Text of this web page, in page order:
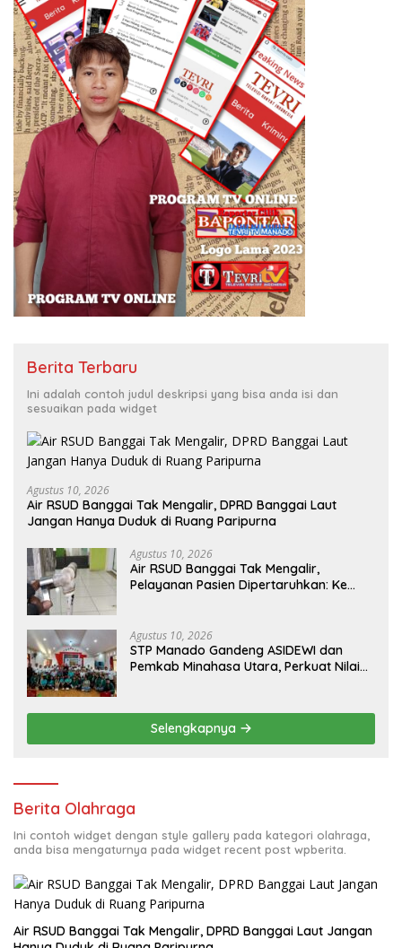
Berita Terbaru
Ini adalah contoh judul deskripsi yang bisa anda isi dan
sesuaikan pada widget
Agustus 10, 2026
Air RSUD Banggai Tak Mengalir, DPRD Banggai Laut
Jangan Hanya Duduk di Ruang Paripurna
Agustus 10, 2026
Air RSUD Banggai Tak Mengalir,
Pelayanan Pasien Dipertaruhkan: Ke
Agustus 10, 2026
‎STP Manado Gandeng ASIDEWI dan
Pemkab Minahasa Utara, Perkuat Nilai
Selengkapnya
Berita Olahraga
Ini contoh widget dengan style gallery pada kategori olahraga,
anda bisa mengaturnya pada widget recent post wpberita.
Air RSUD Banggai Tak Mengalir, DPRD Banggai Laut Jangan